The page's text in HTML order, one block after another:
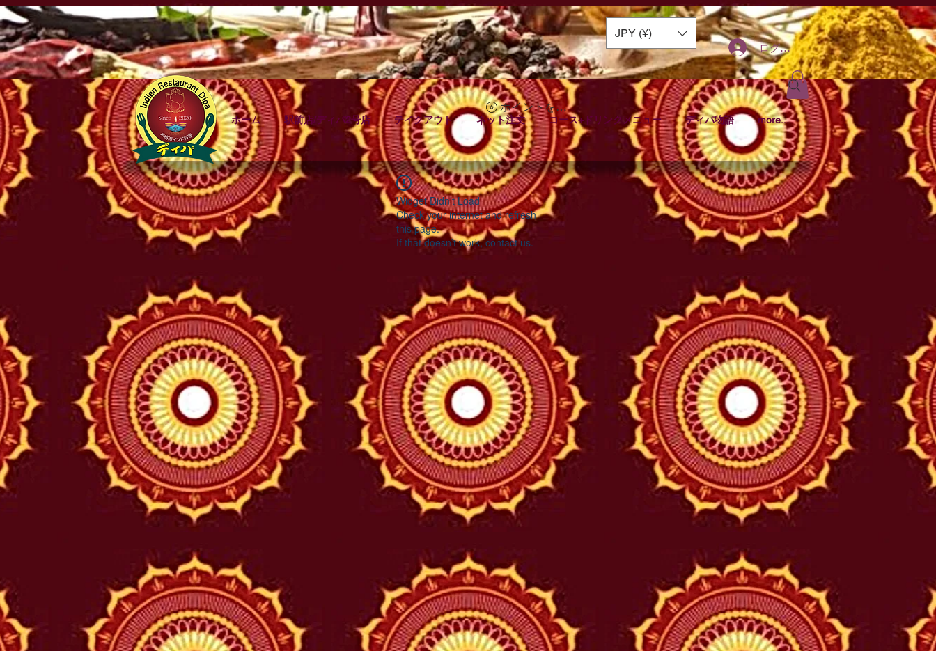
ログイン
ホーム 駅前店/ディパ2号店 テイクアウト ネット注文 コース+ドリンクメニュー ディパ物語 more...
ポイントを表示
JPY (¥)
Widget Didn’t Load
Check your internet and refresh
this page.
If that doesn’t work, contact us.